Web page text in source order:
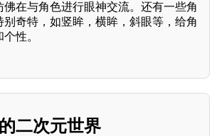
在与角色进行眼神交流。还有一些角
奇特，如竖眸，横眸，斜眼等，给角
性。
二次元世界